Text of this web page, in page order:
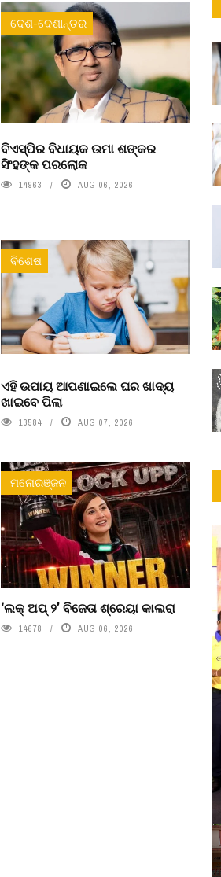
ଦେଶ-ଦେଶାନ୍ତର
ବିଏସ୍‌ପିର ବିଧାୟକ ଉମା ଶଙ୍କର
ସିଂହଙ୍କ ପରଲୋକ
14963 AUG 06, 2026
ବିଶେଷ
ଏହି ଉପାୟ ଆପଣାଇଲେ ଘର ଖାଦ୍ୟ
ଖାଇବେ ପିଲା
13584 AUG 07, 2026
ମନୋରଞ୍ଜନ
‘ଲକ୍ ଅପ୍ ୨’ ବିଜେତା ଶ୍ରେୟା କାଲରା
14678 AUG 06, 2026